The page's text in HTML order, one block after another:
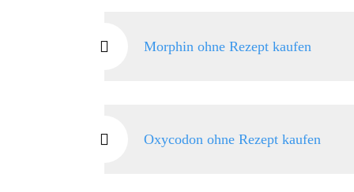
Morphin ohne Rezept kaufen
Oxycodon ohne Rezept kaufen